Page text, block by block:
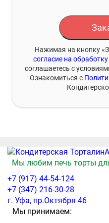
Нажимая на кнопку
согласие на
соглашаетесь с
Ознакомиться с
Мы любим печь торты
+7 (917) 44-54-124
+7 (347) 216-30-28
г. Уфа, пр.Октября 46
Мы принимаем: